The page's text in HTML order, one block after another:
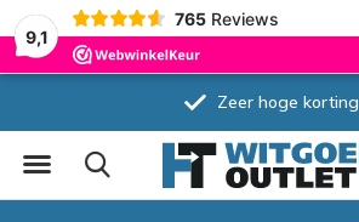
9,1
765 Reviews
Zeer hoge korting